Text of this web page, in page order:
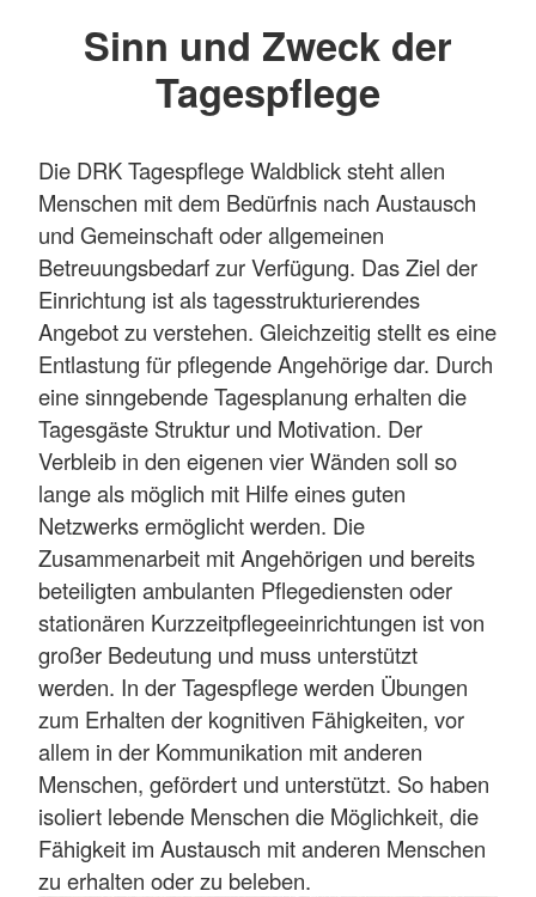
Sinn und Zweck der
Tagespflege
Die DRK Tagespflege Waldblick steht allen
Menschen mit dem Bedürfnis nach Austausch
und Gemeinschaft oder allgemeinen
Betreuungsbedarf zur Verfügung. Das Ziel der
Einrichtung ist als tagesstrukturierendes
Angebot zu verstehen. Gleichzeitig stellt es eine
Entlastung für pflegende Angehörige dar. Durch
eine sinngebende Tagesplanung erhalten die
Tagesgäste Struktur und Motivation. Der
Verbleib in den eigenen vier Wänden soll so
lange als möglich mit Hilfe eines guten
Netzwerks ermöglicht werden. Die
Zusammenarbeit mit Angehörigen und bereits
beteiligten ambulanten Pflegediensten oder
stationären Kurzzeitpflegeeinrichtungen ist von
großer Bedeutung und muss unterstützt
werden. In der Tagespflege werden Übungen
zum Erhalten der kognitiven Fähigkeiten, vor
allem in der Kommunikation mit anderen
Menschen, gefördert und unterstützt. So haben
isoliert lebende Menschen die Möglichkeit, die
Fähigkeit im Austausch mit anderen Menschen
zu erhalten oder zu beleben.